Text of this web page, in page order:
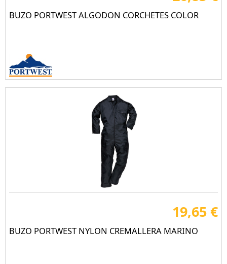
BUZO PORTWEST ALGODON CORCHETES COLOR
19,65 €
BUZO PORTWEST NYLON CREMALLERA MARINO